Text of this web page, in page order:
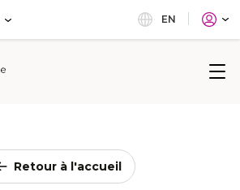
EN
Retour à l'accueil